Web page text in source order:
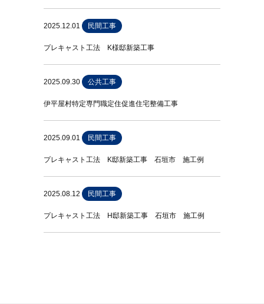
2025.12.01 民間工事
プレキャスト工法 K様邸新築工事
2025.09.30 公共工事
伊平屋村特定専門職定住促進住宅整備工事
2025.09.01 民間工事
プレキャスト工法 K邸新築工事 石垣市 施工例
2025.08.12 民間工事
プレキャスト工法 H邸新築工事 石垣市 施工例